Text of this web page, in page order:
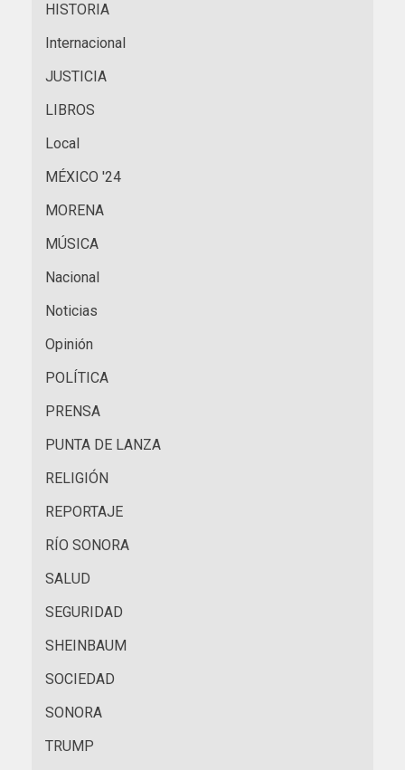
HISTORIA
Internacional
JUSTICIA
LIBROS
Local
MÉXICO '24
MORENA
MÚSICA
Nacional
Noticias
Opinión
POLÍTICA
PRENSA
PUNTA DE LANZA
RELIGIÓN
REPORTAJE
RÍO SONORA
SALUD
SEGURIDAD
SHEINBAUM
SOCIEDAD
SONORA
TRUMP